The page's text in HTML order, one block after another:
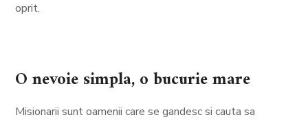
oprit.
O nevoie simpla, o bucurie mare
Misionarii sunt oamenii care se gandesc si cauta sa